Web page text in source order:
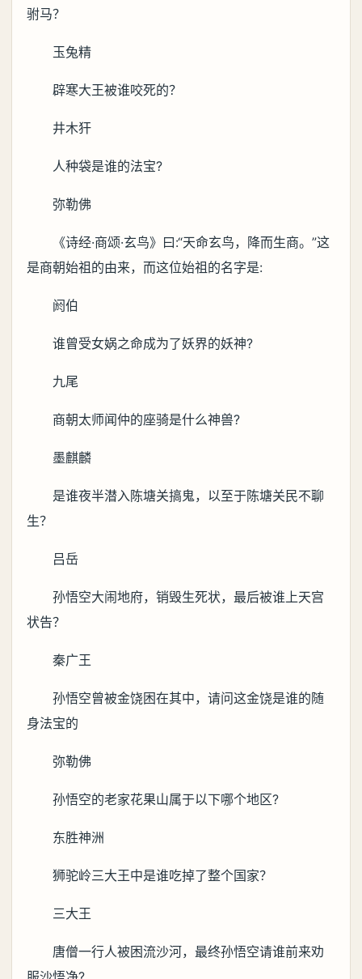
驸马？
玉兔精
辟寒大王被谁咬死的？
井木犴
人种袋是谁的法宝?
弥勒佛
《诗经·商颂·玄鸟》曰:“天命玄鸟，降而生商。”这
是商朝始祖的由来，而这位始祖的名字是:
阏伯
谁曾受女娲之命成为了妖界的妖神?
九尾
商朝太师闻仲的座骑是什么神兽?
墨麒麟
是谁夜半潜入陈塘关搞鬼，以至于陈塘关民不聊
生？
吕岳
孙悟空大闹地府，销毁生死状，最后被谁上天宫
状告？
秦广王
孙悟空曾被金饶困在其中，请问这金饶是谁的随
身法宝的
弥勒佛
孙悟空的老家花果山属于以下哪个地区?
东胜神洲
狮驼岭三大王中是谁吃掉了整个国家？
三大王
唐僧一行人被困流沙河，最终孙悟空请谁前来劝